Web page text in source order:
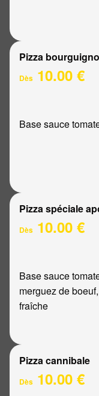
Pizza
Dès 10.00 €
Base sauce
Pizza spéciale
Dès 10.00 €
Base sauce
merguez de
fraîche
Pizza cannibale
Dès 10.00 €